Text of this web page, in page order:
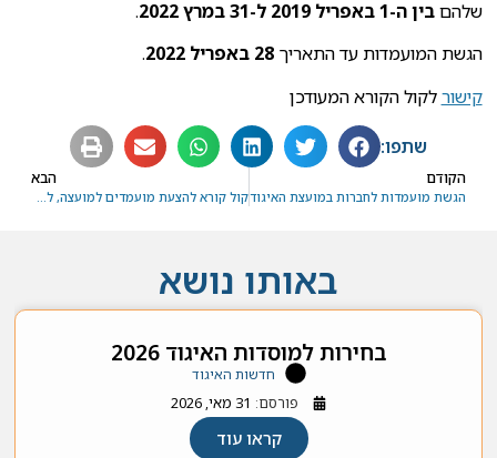
שלהםבין ה-1 באפריל 2019 ל-31 במרץ 2022
.
הגשת המועמדות עד התאריך28 באפריל 2022
.
קישורלקול הקורא המעודכן
שתפו:
הקודם
הגשת מועמדות לחברות במועצת האיגוד
הבא
קול קורא להצעת מועמדים למועצה, לנשיאות ולוועדת הביקורת
באותו נושא
בחירות למוסדות האיגוד 2026
חדשות האיגוד
פורסם: 31 מאי, 2026
קראו עוד